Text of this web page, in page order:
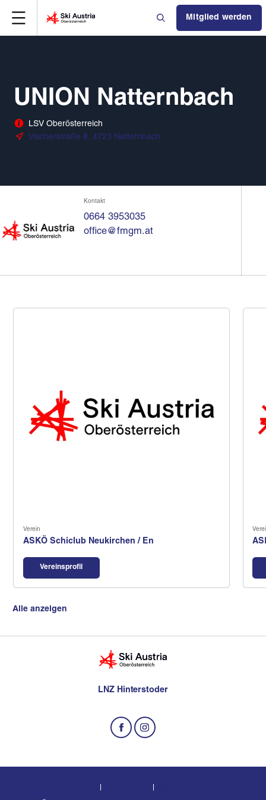
Mitglied werden
UNION Natternbach
LSV Oberösterreich
Vischerstraße 8, 4723 Natternbach
Kontakt
0664 3953035
office@fmgm.at
Verein
ASKÖ Schiclub Neukirchen / En
Vereinsprofil
Alle anzeigen
LNZ Hinterstoder